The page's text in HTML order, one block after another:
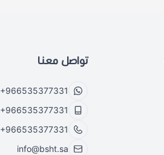
تواصل معنا
+966535377331
+966535377331
+966535377331
info@bsht.sa